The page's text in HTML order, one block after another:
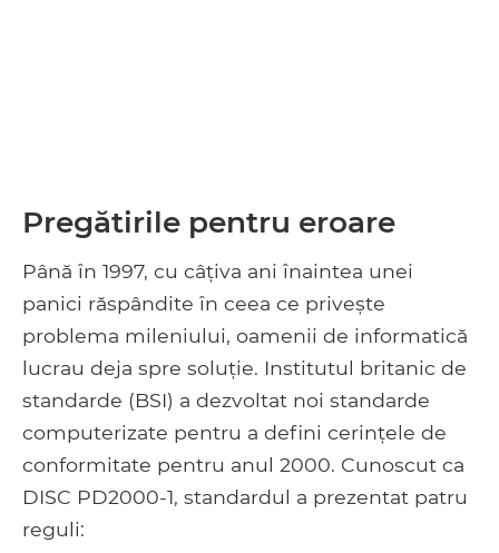
Pregătirile pentru eroare
Până în 1997, cu câțiva ani înaintea unei
panici răspândite în ceea ce privește
problema mileniului, oamenii de informatică
lucrau deja spre soluție. Institutul britanic de
standarde (BSI) a dezvoltat noi standarde
computerizate pentru a defini cerințele de
conformitate pentru anul 2000. Cunoscut ca
DISC PD2000-1, standardul a prezentat patru
reguli: